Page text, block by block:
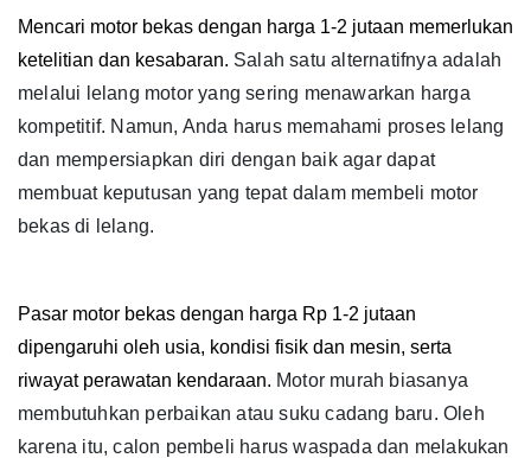
Mencari motor bekas dengan harga 1-2 jutaan memerlukan
ketelitian dan kesabaran. Salah satu alternatifnya adalah
melalui lelang motor yang sering menawarkan harga
kompetitif. Namun, Anda harus memahami proses lelang
dan mempersiapkan diri dengan baik agar dapat
membuat keputusan yang tepat dalam membeli motor
bekas di lelang.
Pasar motor bekas dengan harga Rp 1-2 jutaan
dipengaruhi oleh usia, kondisi fisik dan mesin, serta
riwayat perawatan kendaraan. Motor murah biasanya
membutuhkan perbaikan atau suku cadang baru.Oleh
karena itu, calon pembeli harus waspada dan melakukan